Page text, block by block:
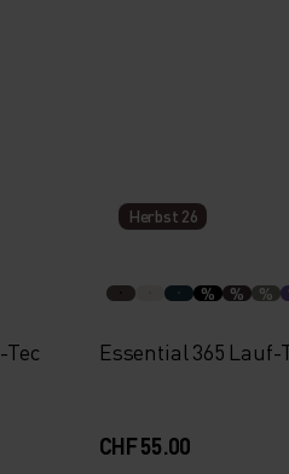
Herbst 26
% % %
Essential 365 Lauf-
CHF 55.00